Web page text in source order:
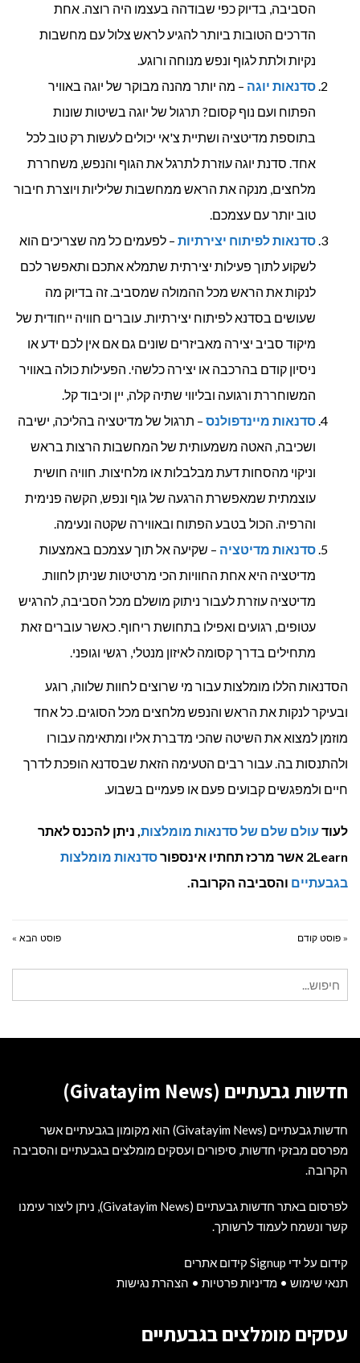
הסביבה, בדיוק כפי שבודהה בעצמו היה רוצה. אחת
הדרכים הטובות ביותר להגיע לראש צלול עם מחשבות
נקיות ולתת לגוף ונפש מנוחה ורוגע.
סדנאות יוגה – מה יותר מהנה מבוקר של יוגה באוויר
הפתוח ועם נוף קסום? תרגול של יוגה בשיטות שונות
בתוספת מדיטציה ושתיית צ'אי יכולים לעשות רק טוב לכל
אחד. סדנת יוגה עוזרת לתרגל את הגוף והנפש, משחררת
מלחצים, מנקה את הראש ממחשבות שליליות ויוצרת חיבור
טוב יותר עם עצמכם.
סדנאות לפיתוח יצירתיות – לפעמים כל מה שצריכים הוא
לשקוע לתוך פעילות יצירתית שתמלא אתכם ותאפשר לכם
לנקות את הראש מכל ההמולה שמסביב. זה בדיוק מה
שעושים בסדנא לפיתוח יצירתיות. עוברים חוויה ייחודית של
מיקוד סביב יצירה מאביזרים שונים גם אם אין לכם ידע או
ניסיון קודם בהרכבה או יצירה כלשהי. הפעילות כולה באוויר
המשוחררת ורגועה ובליווי שתיה קלה, יין וכיבוד קל.
סדנאות מיינדפולנס – תרגול של מדיטציה בהליכה, ישיבה
ושכיבה, האטה משמעותית של המחשבות הרצות בראש
וניקוי מהסחות דעת מבלבלות או מלחיצות. חוויה חושית
עוצמתית שמאפשרת הרגעה של גוף ונפש, הקשה פנימית
והרפיה. הכול בטבע הפתוח ובאווירה שקטה ונעימה.
סדנאות מדיטציה – שקיעה אל תוך עצמכם באמצעות
מדיטציה היא אחת החוויות הכי מרטיטות שניתן לחוות.
מדיטציה עוזרת לעבור ניתוק מושלם מכל הסביבה, להרגיש
עטופים, רגועים ואפילו בתחושת ריחוף. כאשר עוברים זאת
מתחילים בדרך קסומה לאיזון מנטלי, רגשי וגופני.
הסדנאות הללו מומלצות עבור מי שרוצים לחוות שלווה, רוגע
ובעיקר לנקות את הראש והנפש מלחצים מכל הסוגים. כל אחד
מוזמן למצוא את השיטה שהכי מדברת אליו ומתאימה עבורו
ולהתנסות בה. עבור רבים הטעימה הזאת שבסדנא הופכת לדרך
חיים ולמפגשים קבועים פעם או פעמיים בשבוע.
לעוד עולם שלם של סדנאות מומלצות, ניתן להכנס לאתר
2Learn אשר מרכז תחתיו אינספור
סדנאות מומלצות
בגבעתיים והסביבה הקרובה.
« פוסט קודם פוסט הבא »
עבור:
חדשות גבעתיים (Givatayim News)
חדשות גבעתיים (Givatayim News) הוא מקומון בגבעתיים אשר
מפרסם מבזקי חדשות, סיפורים ועסקים מומלצים בגבעתיים והסביבה
הקרובה.
לפרסום באתר חדשות גבעתיים (Givatayim News), ניתן ליצור עימנו
קשר ונשמח לעמוד לרשותך.
קידום על ידי Signup קידום אתרים
תנאי שימוש • מדיניות פרטיות • הצהרת נגישות
עסקים מומלצים בגבעתיים